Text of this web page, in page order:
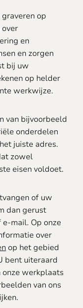
op
en
en zorgen
bij uw
op helder
werkwijze.
van bijvoorbeeld
onderdelen
juiste adres.
zowel
eisen voldoet.
of uw
dan gerust
mail. Op onze
over
op het gebied
bent uiteraard
onze werkplaats
van ons